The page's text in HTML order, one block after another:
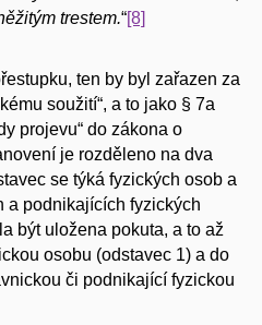
trestem.“[8]
ten by byl zařazen za
soužití“, a to jako § 7a
projevu“ do zákona o
je rozděleno na dva
se týká fyzických osob a
a podnikajících fyzických
být uložena pokuta, a to až
osobu (odstavec 1) a do
či podnikající fyzickou